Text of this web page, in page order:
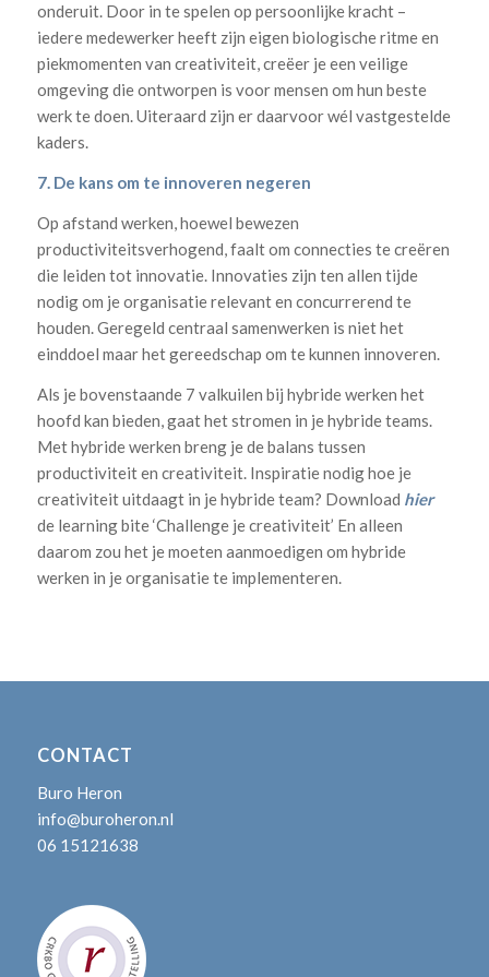
onderuit. Door in te spelen op persoonlijke kracht –
iedere medewerker heeft zijn eigen biologische ritme en
piekmomenten van creativiteit, creëer je een veilige
omgeving die ontworpen is voor mensen om hun beste
werk te doen. Uiteraard zijn er daarvoor wél vastgestelde
kaders.
7. De kans om te innoveren negeren
Op afstand werken, hoewel bewezen
productiviteitsverhogend, faalt om connecties te creëren
die leiden tot innovatie. Innovaties zijn ten allen tijde
nodig om je organisatie relevant en concurrerend te
houden. Geregeld centraal samenwerken is niet het
einddoel maar het gereedschap om te kunnen innoveren.
Als je bovenstaande 7 valkuilen bij hybride werken het
hoofd kan bieden, gaat het stromen in je hybride teams.
Met hybride werken breng je de balans tussen
productiviteit en creativiteit. Inspiratie nodig hoe je
creativiteit uitdaagt in je hybride team? Download hier
de learning bite ‘Challenge je creativiteit’ En alleen
daarom zou het je moeten aanmoedigen om hybride
werken in je organisatie te implementeren.
CONTACT
Buro Heron
info@buroheron.nl
06 15121638